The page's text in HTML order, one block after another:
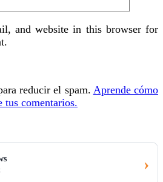
and website in this browser for
reducir el spam. Aprende cómo
tus comentarios.
›